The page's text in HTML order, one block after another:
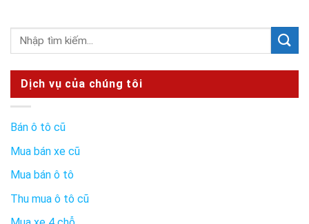
Dịch vụ của chúng tôi
Bán ô tô cũ
Mua bán xe cũ
Mua bán ô tô
Thu mua ô tô cũ